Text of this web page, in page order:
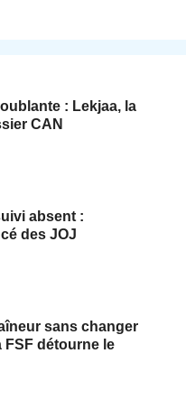
: Lekjaa, la
CAN
absent :
des JOJ
sans changer
FSF détourne le